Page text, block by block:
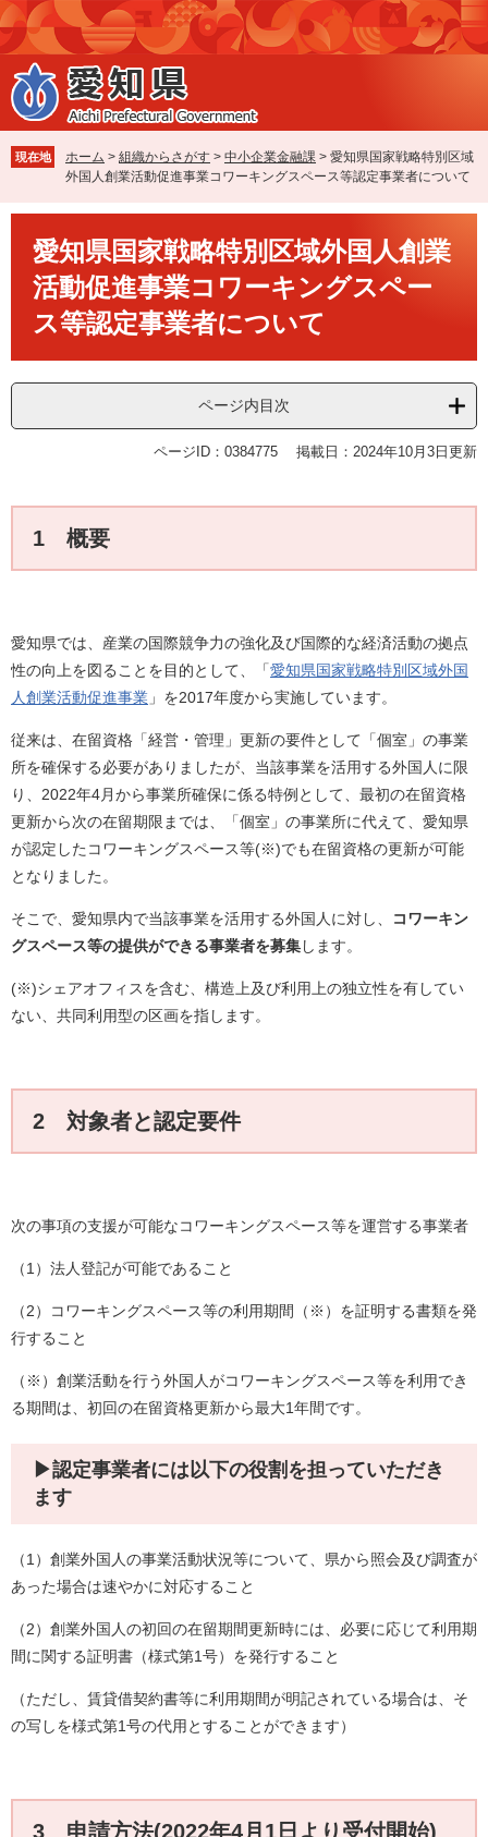
ペ
ー
ジ
の
先
で
す
メ
ニ
ュ
ー
を
ば
し
本
現在地 ホーム > 組織からさがす > 中小企業金融課 > 愛知県国家戦略特別区域
外国人創業活動促進事業コワーキングスペース等認定事業者について
愛知県国家戦略特別区域外国人創業
活動促進事業コワーキングスペー
ス等認定事業者について
ページ内目次
ページID：0384775 掲載日：2024年10月3日更新
1 概要
愛知県では、産業の国際競争力の強化及び国際的な経済活動の拠点
性の向上を図ることを目的として、「愛知県国家戦略特別区域外国
人創業活動促進事業 」を2017年度から実施しています。
従来は、在留資格「経営・管理」更新の要件として「個室」の事業
所を確保する必要がありましたが、当該事業を活用する外国人に限
り、2022年4月から事業所確保に係る特例として、最初の在留資格
更新から次の在留期限までは、「個室」の事業所に代えて、愛知県
が認定したコワーキングスペース等(※)でも在留資格の更新が可能
となりました。
そこで、愛知県内で当該事業を活用する外国人に対し、
コワーキン
グスペース等の提供ができる事業者を募集します。
(※)シェアオフィスを含む、構造上及び利用上の独立性を有してい
ない、共同利用型の区画を指します。
2 対象者と認定要件
次の事項の支援が可能なコワーキングスペース等を運営する事業者
（1）法人登記が可能であること
（2）コワーキングスペース等の利用期間（※）を証明する書類を発
行すること
（※）創業活動を行う外国人がコワーキングスペース等を利用でき
る期間は、初回の在留資格更新から最大1年間です。
▶認定事業者には以下の役割を担っていただき
ます
（1）創業外国人の事業活動状況等について、県から照会及び調査が
あった場合は速やかに対応すること
（2）創業外国人の初回の在留期間更新時には、必要に応じて利用期
間に関する証明書（様式第1号）を発行すること
（ただし、賃貸借契約書等に利用期間が明記されている場合は、そ
の写しを様式第1号の代用とすることができます）
3 申請方法(2022年4月1日より受付開始)